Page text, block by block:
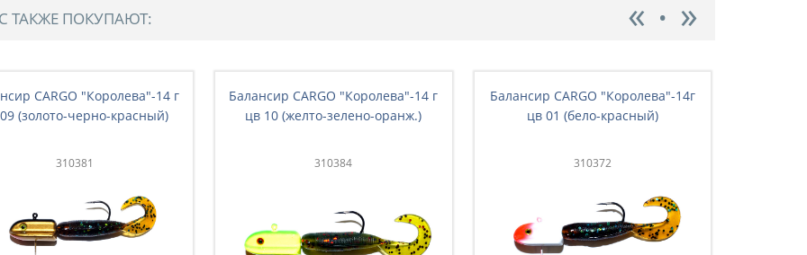
ТАКЖЕ ПОКУПАЮТ:
CARGO "Королева"-14 г
(золото-черно-красный)
310381
Балансир CARGO "Королева"-14 г
цв 10 (желто-зелено-оранж.)
310384
Балансир CARGO "Королева"-14г
цв 01 (бело-красный)
310372